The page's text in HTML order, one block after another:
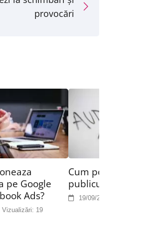
provocări
pe Google
Ads?
Vizualizări: 19
Cum pot afla care este
publicul meu tinta?
19/09/2025